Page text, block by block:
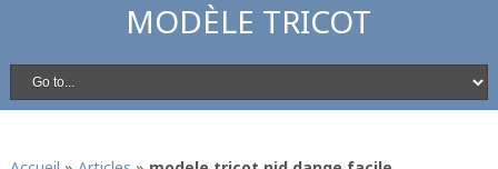
MODÈLE TRICOT